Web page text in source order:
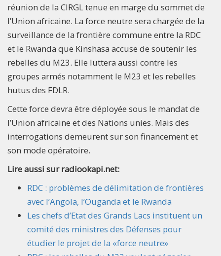
réunion de la CIRGL tenue en marge du sommet de
l’Union africaine. La force neutre sera chargée de la
surveillance de la frontière commune entre la RDC
et le Rwanda que Kinshasa accuse de soutenir les
rebelles du M23. Elle luttera aussi contre les
groupes armés notamment le M23 et les rebelles
hutus des FDLR.
Cette force devra être déployée sous le mandat de
l’Union africaine et des Nations unies. Mais des
interrogations demeurent sur son financement et
son mode opératoire.
Lire aussi sur radiookapi.net:
RDC : problèmes de délimitation de frontières
avec l’Angola, l’Ouganda et le Rwanda
Les chefs d’Etat des Grands Lacs instituent un
comité des ministres des Défenses pour
étudier le projet de la «force neutre»